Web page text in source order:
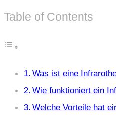
Table of Contents
Was ist eine
Wie funktioniert ein
Welche Vorteile hat